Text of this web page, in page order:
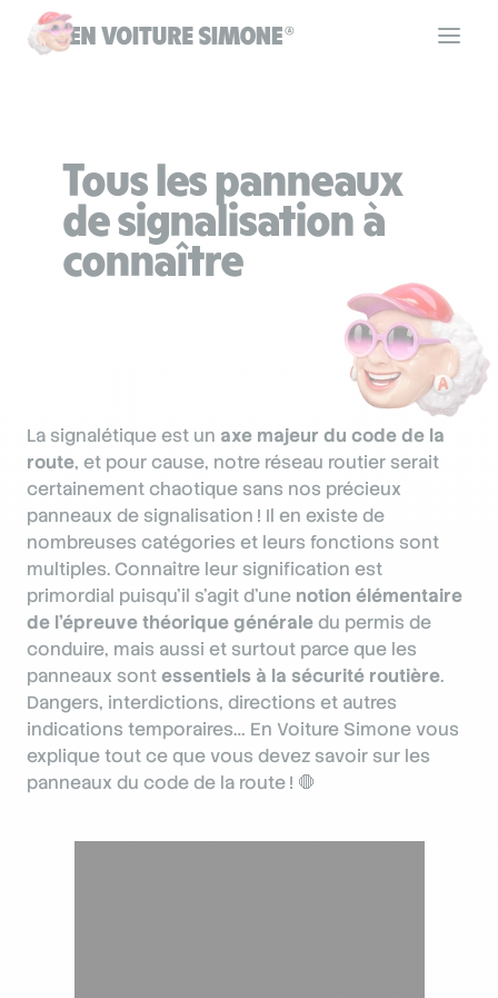
Permis de conduire
Allô Simone
Se connecter
Tous les panneaux
de signalisation à
connaître
La signalétique est un axe majeur du code de la
route, et pour cause, notre réseau routier serait
certainement chaotique sans nos précieux
panneaux de signalisation ! Il en existe de
nombreuses catégories et leurs fonctions sont
multiples. Connaître leur signification est
primordial puisqu’il s’agit d’une notion élémentaire
de l’épreuve théorique généraledu permis de
conduire, mais aussi et surtout parce que les
panneaux sontessentiels à la sécurité routière.
Dangers, interdictions, directions et autres
indications temporaires… En Voiture Simone vous
explique tout ce que vous devez savoir sur les
panneaux du code de la route ! 🛑